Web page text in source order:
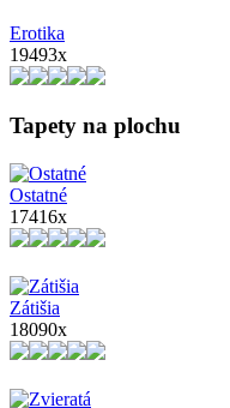
Erotika
19493x
Tapety na plochu
Ostatné
17416x
Zátišia
18090x